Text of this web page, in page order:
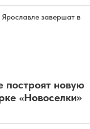
завершат в
построят новую
«Новоселки»